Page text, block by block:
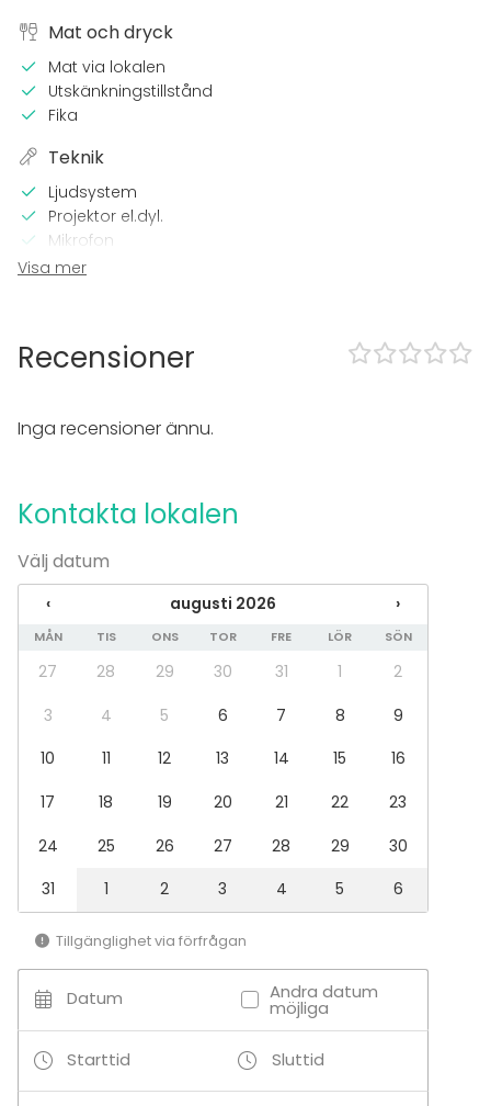
Mat och dryck
Mat via lokalen
Utskänkningstillstånd
Fika
Teknik
Ljudsystem
Projektor el.dyl.
Mikrofon
Wi-Fi
Övernattningsmöjlighet
Evenemang
Bröllop
Spa / relax / bastu
Möte
Konferens
Föreställning / show
Stuga / boende
Julbord / Julfest
Lokal
Chambre séparée
Hotell
Konferenscenter
Visa mer
Recensioner
Inga recensioner ännu.
Kontakta lokalen
Välj datum
‹ augusti 2026 ›
MÅN TIS ONS TOR FRE LÖR SÖN
27 28 29 30 31 1
2
3
4 5 6 7 8
9
10
11 12 13 14 15
16
17
18 19 20 21 22
23
24
25 26 27 28 29
30
31
1 2 3 4 5 6
Tillgänglighet via förfrågan
Datum Andra datum
möjliga
Starttid Sluttid